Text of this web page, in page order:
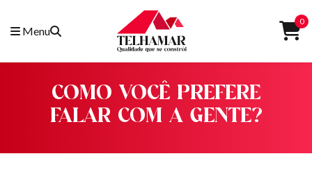
Menu
0
COMO VOCÊ PREFERE
FALAR COM A GENTE?